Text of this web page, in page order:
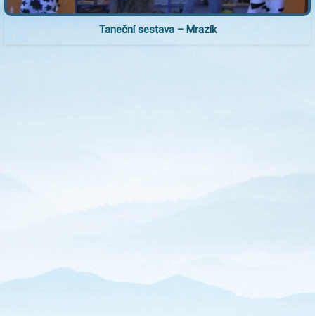
Taneční sestava – Mrazík